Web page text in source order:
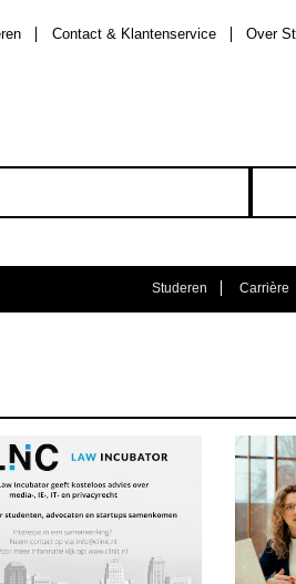
Over
Contact & Klantenservice
Studeren Carrière